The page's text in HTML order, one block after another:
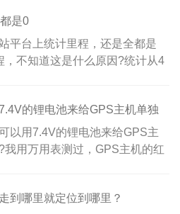
是0
平台上统计里程，还是全都是
，不知道这是什么原因?统计从4
的锂电池来给GPS主机单独
以用7.4V的锂电池来给GPS主
我用万用表测过，GPS主机的红
到哪里就定位到哪里？